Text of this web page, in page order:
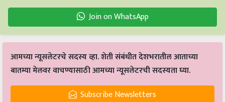
Join on WhatsApp
आमच्या न्यूसलेटरचे सदस्य व्हा. शेती संबंधीत देशभरातील आताच्या
बातम्या मेलवर वाचण्यासाठी आमच्या न्यूसलेटरची सदस्यता घ्या.
Subscribe Newsletters